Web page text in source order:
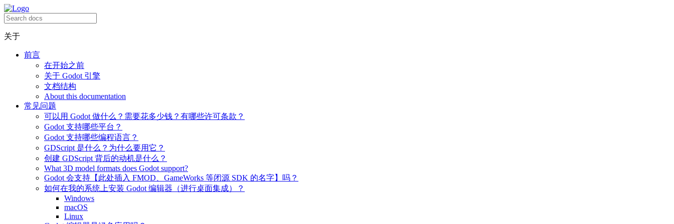
关于
前言
在开始之前
关于 Godot 引擎
文档结构
About this documentation
常见问题
可以用 Godot 做什么？需要花多少钱？有哪些许可条款？
Godot 支持哪些平台？
Godot 支持哪些编程语言？
GDScript 是什么？为什么要用它？
创建 GDScript 背后的动机是什么？
What 3D model formats does Godot support?
Godot 会支持【此处插入 FMOD、GameWorks 等闭源 SDK 的名字】吗？
如何在我的系统上安装 Godot 编辑器（进行桌面集成）？
Windows
macOS
Linux